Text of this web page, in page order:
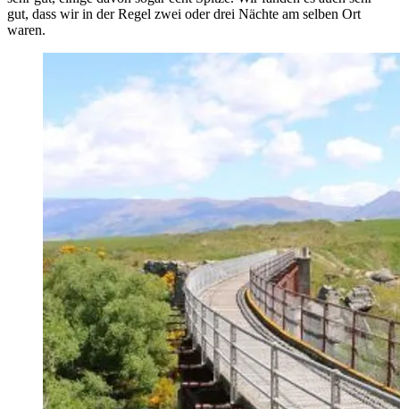
gut, dass wir in der Regel zwei oder drei Nächte am selben Ort
waren.